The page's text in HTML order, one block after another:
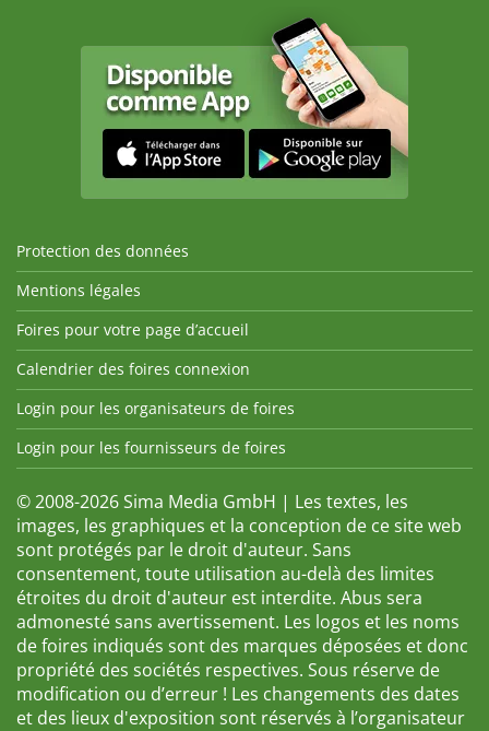
Protection des données
Mentions légales
Foires pour votre page d’accueil
Calendrier des foires connexion
Login pour les organisateurs de foires
Login pour les fournisseurs de foires
© 2008-2026 Sima Media GmbH | Les textes, les
images, les graphiques et la conception de ce site web
sont protégés par le droit d'auteur. Sans
consentement, toute utilisation au-delà des limites
étroites du droit d'auteur est interdite. Abus sera
admonesté sans avertissement. Les logos et les noms
de foires indiqués sont des marques déposées et donc
propriété des sociétés respectives. Sous réserve de
modification ou d’erreur ! Les changements des dates
et des lieux d'exposition sont réservés à l’organisateur